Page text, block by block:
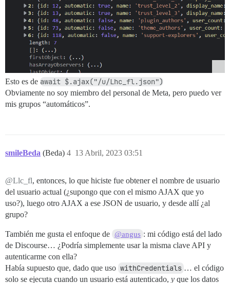
Esto es de await $.ajax("/u/Lhc_fl.json")
Obviamente no soy miembro del personal de Meta, pero puedo ver
mis grupos “automáticos”.
smileBeda (Beda) 13 Abril, 2023 03:51
4
@Llc_fl, entonces, lo que hiciste fue obtener el nombre de usuario
del usuario actual (¿supongo que con el mismo AJAX que yo
uso?), luego otro AJAX a ese JSON de usuario, y desde allí ¿al
grupo?
También me gusta el enfoque de @angus : mi código está del lado
de Discourse… ¿Podría simplemente usar la misma clave API y
autenticarme con ella?
Había supuesto que, dado que uso withCredentials … el código
solo se ejecuta cuando un usuario está autenticado, y que los datos